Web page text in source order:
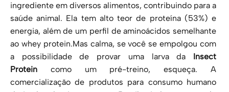
ingrediente em diversos alimentos, contribuindo para a
saúde animal. Ela tem alto teor de proteína (53%) e
energia, além de um perfil de aminoácidos semelhante
ao whey protein.Mas calma, se você se empolgou com
a possibilidade de provar uma larva da Insect
Protein como um pré-treino, esqueça. A
comercialização de produtos para consumo humano